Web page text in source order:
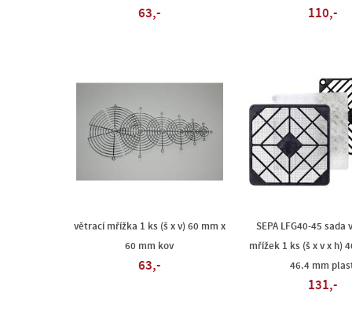
63,- 110,-
větrací mřížka 1 ks (š x v) 60 mm x
60 mm kov
63,-
SEPA LFG40-45 sada
mřížek 1 ks (š x v x h)
46.4 mm
131,-